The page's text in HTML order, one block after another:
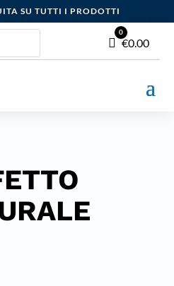
SU TUTTI I PRODOTTI
Carrello
0
€0.00